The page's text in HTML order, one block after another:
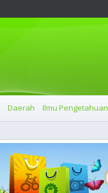
Daerah Ilmu Pengetahuan